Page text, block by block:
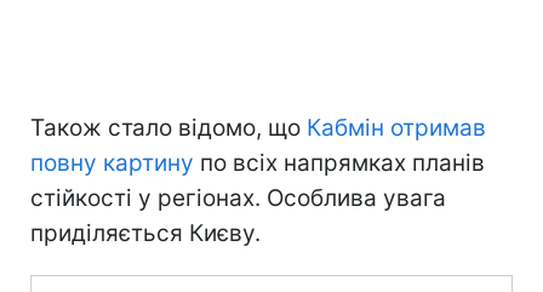
Також стало відомо, що Кабмін отримав
повну картину по всіх напрямках планів
стійкості у регіонах. Особлива увага
приділяється Києву.